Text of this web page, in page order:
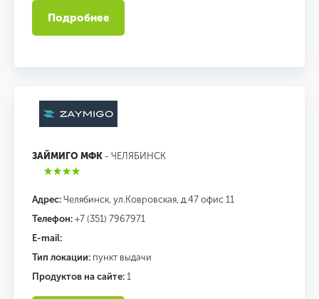
Подробнее
ЗАЙМИГО МФК - ЧЕЛЯБИНСК
Адрес: Челябинск, ул.Ковровская, д.47 офис 11
Телефон: +7 (351) 7967971
E-mail:
Тип локации: пункт выдачи
Продуктов на сайте: 1